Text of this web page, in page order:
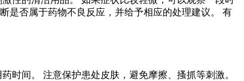
是否属于药物不良反应，并给予相应的处理建议。 有
时间。 注意保护患处皮肤，避免摩擦、搔抓等刺激。